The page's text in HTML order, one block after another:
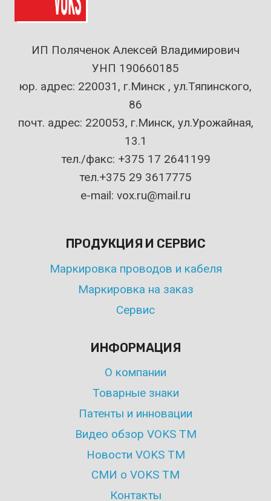
ИП Поляченок Алексей Владимирович
УНП 190660185
юр. адрес: 220031, г.Минск , ул.Тяпинского,
86
почт. адрес: 220053, г.Минск, ул.Урожайная,
13.1
тел./факс: +375 17 2641199
тел.+375 29 3617775
e-mail: vox.ru@mail.ru
ПРОДУКЦИЯ И СЕРВИС
Маркировка проводов и кабеля
Маркировка на заказ
Сервис
ИНФОРМАЦИЯ
О компании
Товарные знаки
Патенты и инновации
Видео обзор VOKS TM
Новости VOKS TM
СМИ о VOKS TM
Контакты